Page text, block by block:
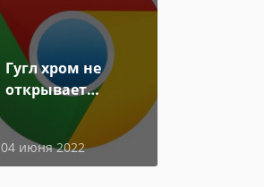
Гугл хром не
открывает
04 июня 2022